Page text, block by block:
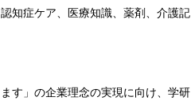
知症ケア、医療知識、薬剤、介護記
す」の企業理念の実現に向け、学研